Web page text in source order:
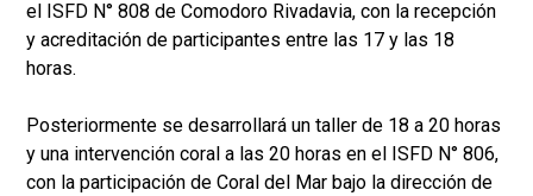
el ISFD N° 808 de Comodoro Rivadavia, con la recepción
y acreditación de participantes entre las 17 y las 18
horas.
Posteriormente se desarrollará un taller de 18 a 20 horas
y una intervención coral a las 20 horas en el ISFD N° 806,
con la participación de Coral del Mar bajo la dirección de